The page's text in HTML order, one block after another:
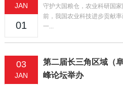
JAN
01
守护大国粮仓，农业科研国
前，我国农业科技进步贡献
一...
03
JAN
第二届长三角区域（
峰论坛举办